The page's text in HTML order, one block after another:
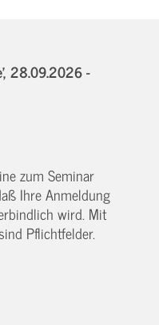
28.09.2026 -
zum Seminar
Ihre Anmeldung
wird. Mit
Pflichtfelder.